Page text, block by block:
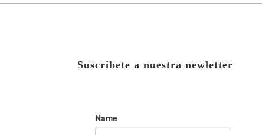
Suscribete a nuestra newletter